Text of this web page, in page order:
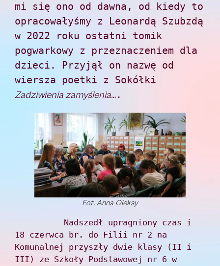
mi się ono od dawna, od kiedy to
opracowałyśmy z Leonardą Szubzdą
w 2022 roku ostatni tomik
pogwarkowy z przeznaczeniem dla
dzieci. Przyjął on nazwę od
Zadziwienia zamyślenia….
Fot. Anna Oleksy
18 czerwca br. do Filii nr 2 na
Komunalnej przyszły dwie klasy (II i
III) ze Szkoły Podstawowej nr 6 w